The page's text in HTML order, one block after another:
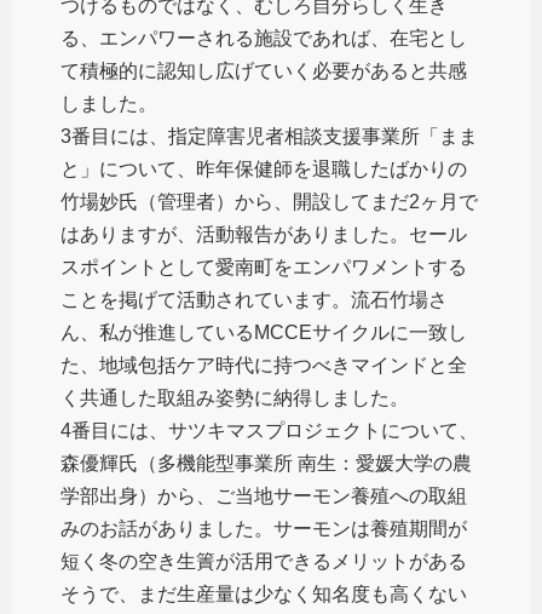
つけるものではなく、むしろ自分らしく生き
る、エンパワーされる施設であれば、在宅とし
て積極的に認知し広げていく必要があると共感
しました。
3番目には、指定障害児者相談支援事業所「まま
と」について、昨年保健師を退職したばかりの
竹場妙氏（管理者）から、開設してまだ2ヶ月で
はありますが、活動報告がありました。セール
スポイントとして愛南町をエンパワメントする
ことを掲げて活動されています。流石竹場さ
ん、私が推進しているMCCEサイクルに一致し
た、地域包括ケア時代に持つべきマインドと全
く共通した取組み姿勢に納得しました。
4番目には、サツキマスプロジェクトについて、
森優輝氏（多機能型事業所 南生：愛媛大学の農
学部出身）から、ご当地サーモン養殖への取組
みのお話がありました。サーモンは養殖期間が
短く冬の空き生簀が活用できるメリットがある
そうで、まだ生産量は少なく知名度も高くない